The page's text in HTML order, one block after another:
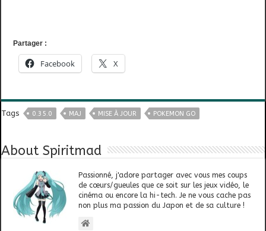
Partager :
Facebook X
Tags 0.35.0 MAJ MISE À JOUR POKEMON GO
About Spiritmad
Passionné, j'adore partager avec vous mes coups
de cœurs/gueules que ce soit sur les jeux vidéo, le
cinéma ou encore la hi-tech. Je ne vous cache pas
non plus ma passion du Japon et de sa culture !